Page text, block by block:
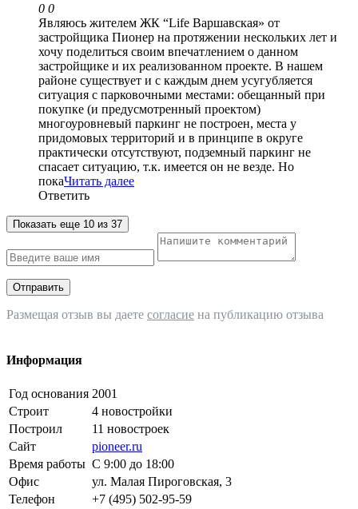
0 0
Являюсь жителем ЖК “Life Варшавская» от
застройщика Пионер на протяжении нескольких лет и
хочу поделиться своим впечатлением о данном
застройщике и их реализованном проекте. В нашем
районе существует и с каждым днем усугубляется
ситуация с парковочными местами: обещанный при
покупке (и предусмотренный проектом)
многоуровневый паркинг не построен, места у
придомовых территорий и в принципе в округе
практически отсутствуют, подземный паркинг не
спасает ситуацию, т.к. имеется он не везде. Но
покаЧитать далее
Ответить
Показать еще 10 из 37
Отправить
Размещая отзыв вы даете согласие на публикацию отзыва
Информация
Год основания 2001
Строит
4 новостройки
Построил
11 новостроек
Сайт
pioneer.ru
Время работы С 9:00 до 18:00
Офис
ул. Малая Пироговская, 3
Телефон
+7 (495) 502-95-59